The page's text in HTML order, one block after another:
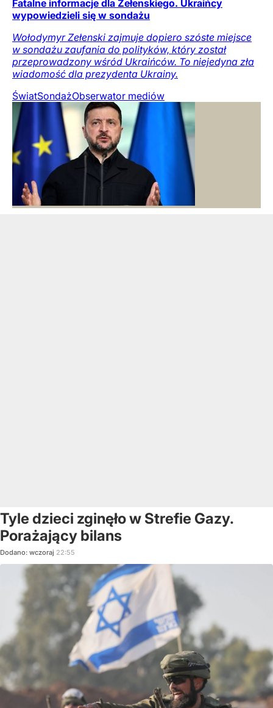
Fatalne informacje dla Zełenskiego. Ukraińcy
wypowiedzieli się w sondażu
Wołodymyr Zełenski zajmuje dopiero szóste miejsce
w sondażu zaufania do polityków, który został
przeprowadzony wśród Ukraińców. To niejedyna zła
wiadomość dla prezydenta Ukrainy.
ŚwiatSondażObserwator mediów
Tyle dzieci zginęło w Strefie Gazy.
Porażający bilans
Dodano: wczoraj 22:55